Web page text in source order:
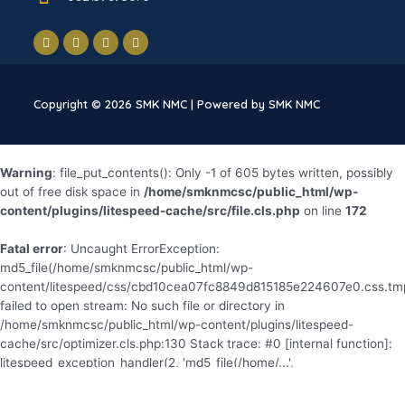
Peningkatan kualitas dan kuantitas sarana-prana
disesuaikan dengan kebutuhan perkembangan
Copyright © 2026 SMK NMC | Powered by SMK NMC
Warning: file_put_contents(): Only -1 of 605 bytes written, possibly
out of free disk space in /home/smknmcsc/public_html/wp-
content/plugins/litespeed-cache/src/file.cls.php on line 172
Fatal error: Uncaught ErrorException:
md5_file(/home/smknmcsc/public_html/wp-
content/litespeed/css/
failed to open stream: No such file or directory in
/home/smknmcsc/public_html/wp-content/plugins/litespeed-
cache/src/optimizer.cls.php:130 Stack trace: #0 [internal function]:
litespeed_exception_handler(2, 'md5_file(/home/...',